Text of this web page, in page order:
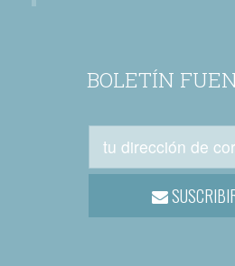
BOLETÍN